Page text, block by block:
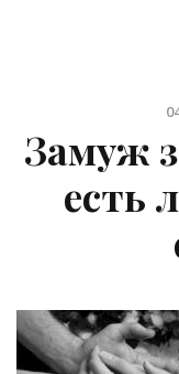
Замуж
есть